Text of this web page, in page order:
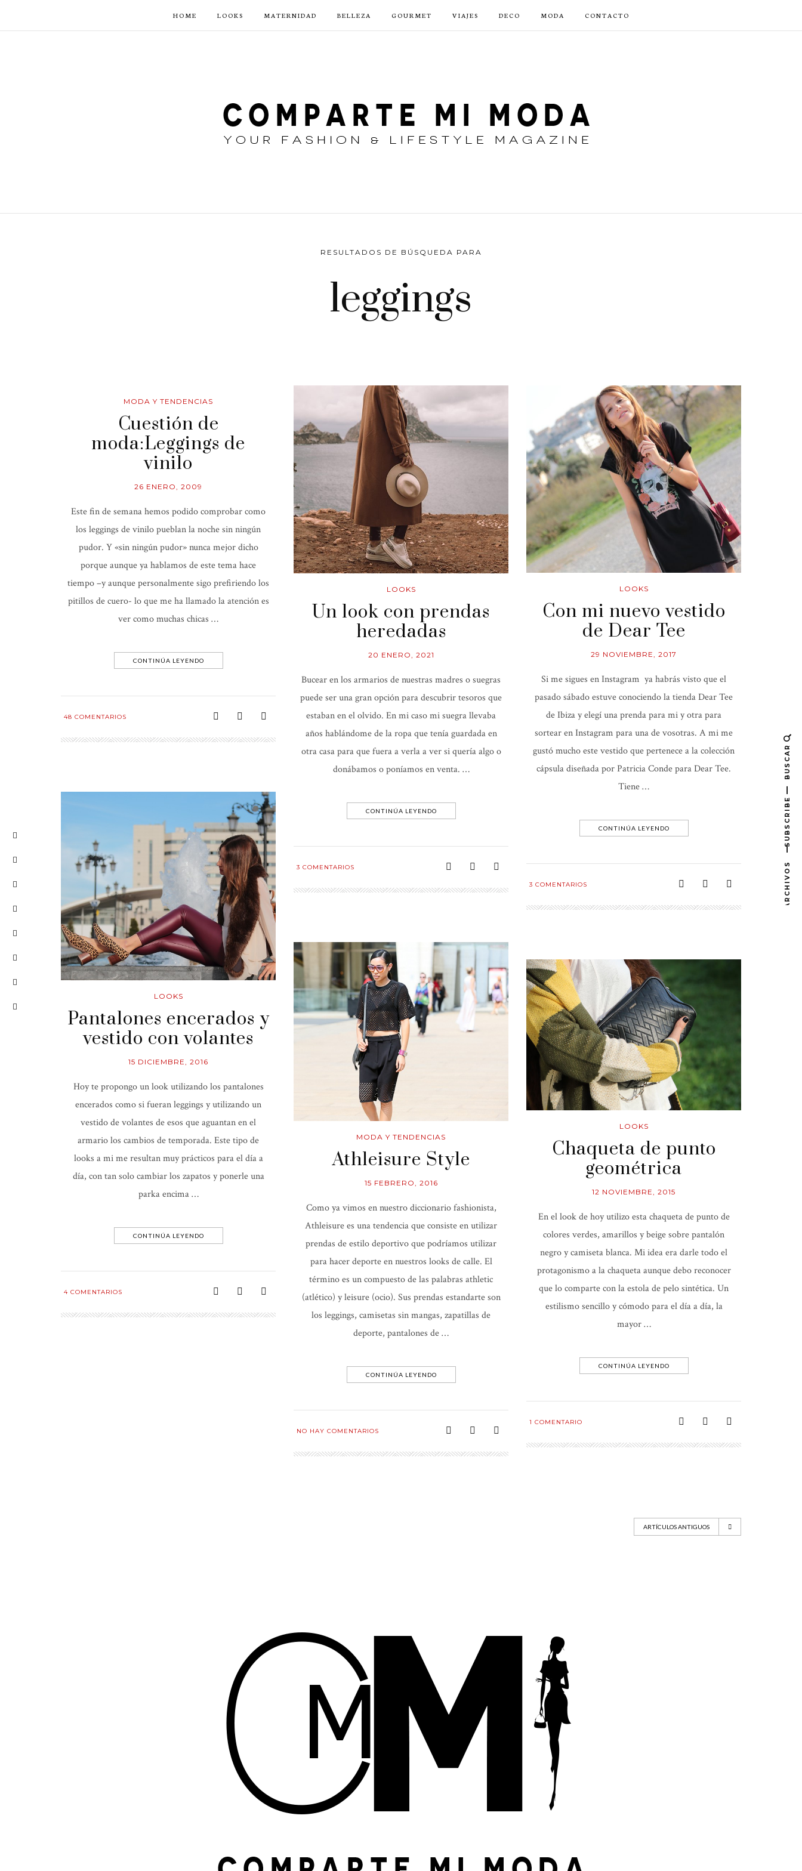
HOME LOOKS MATERNIDAD BELLEZA GOURMET VIAJES DECO MODA CONTACTO
RESULTADOS DE BÚSQUEDA PARA
leggings
MODA Y TENDENCIAS
Cuestión de
moda:Leggings de
vinilo
26 ENERO, 2009
Este fin de semana hemos podido comprobar como
los leggings de vinilo pueblan la noche sin ningún
pudor. Y «sin ningún pudor» nunca mejor dicho
porque aunque ya hablamos de este tema hace
tiempo –y aunque personalmente sigo prefiriendo los
pitillos de cuero- lo que me ha llamado la atención es
ver como muchas chicas …
CONTINÚA LEYENDO
48 COMENTARIOS
LOOKS
Un look con prendas
heredadas
20 ENERO, 2021
Bucear en los armarios de nuestras madres o suegras
puede ser una gran opción para descubrir tesoros que
estaban en el olvido. En mi caso mi suegra llevaba
años hablándome de la ropa que tenía guardada en
otra casa para que fuera a verla a ver si quería algo o
donábamos o poníamos en venta. …
CONTINÚA LEYENDO
3 COMENTARIOS
LOOKS
Con mi nuevo vestido
de Dear Tee
29 NOVIEMBRE, 2017
Si me sigues en Instagram ya habrás visto que el
pasado sábado estuve conociendo la tienda Dear Tee
de Ibiza y elegí una prenda para mi y otra para
sortear en Instagram para una de vosotras. A mi me
gustó mucho este vestido que pertenece a la colección
cápsula diseñada por Patricia Conde para Dear Tee.
Tiene …
CONTINÚA LEYENDO
3 COMENTARIOS
LOOKS
Pantalones encerados y
vestido con volantes
15 DICIEMBRE, 2016
Hoy te propongo un look utilizando los pantalones
encerados como si fueran leggings y utilizando un
vestido de volantes de esos que aguantan en el
armario los cambios de temporada. Este tipo de
looks a mi me resultan muy prácticos para el día a
día, con tan solo cambiar los zapatos y ponerle una
parka encima …
CONTINÚA LEYENDO
4 COMENTARIOS
MODA Y TENDENCIAS
Athleisure Style
15 FEBRERO, 2016
Como ya vimos en nuestro diccionario fashionista,
Athleisure es una tendencia que consiste en utilizar
prendas de estilo deportivo que podríamos utilizar
para hacer deporte en nuestros looks de calle. El
término es un compuesto de las palabras athletic
(atlético) y leisure (ocio). Sus prendas estandarte son
los leggings, camisetas sin mangas, zapatillas de
deporte, pantalones de …
CONTINÚA LEYENDO
NO HAY COMENTARIOS
LOOKS
Chaqueta de punto
geométrica
12 NOVIEMBRE, 2015
En el look de hoy utilizo esta chaqueta de punto de
colores verdes, amarillos y beige sobre pantalón
negro y camiseta blanca. Mi idea era darle todo el
protagonismo a la chaqueta aunque debo reconocer
que lo comparte con la estola de pelo sintética. Un
estilismo sencillo y cómodo para el día a día, la
mayor …
CONTINÚA LEYENDO
1 COMENTARIO
ARTÍCULOS ANTIGUOS
BUSCAR
SUBSCRIBE
ARCHIVOS